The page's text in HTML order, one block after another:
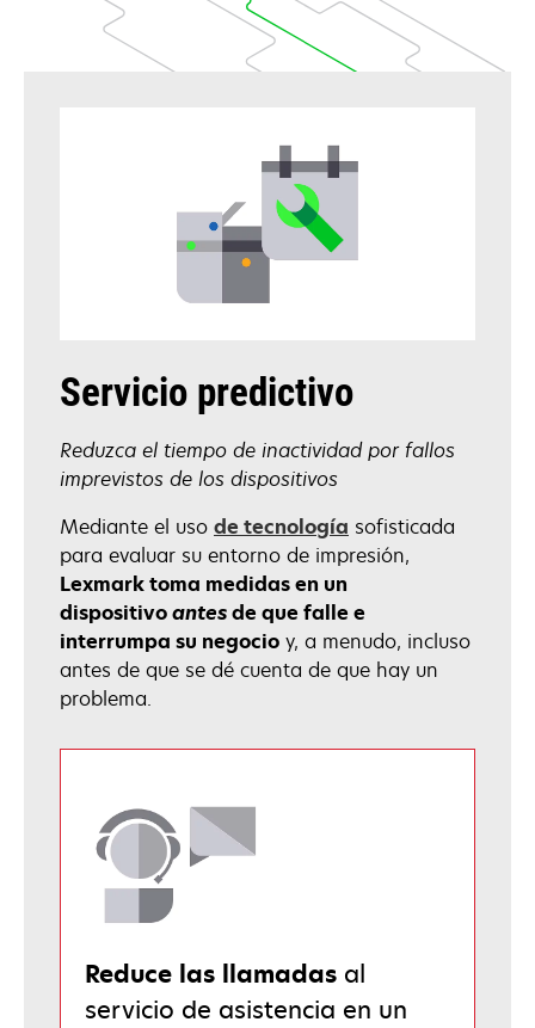
Servicio predictivo
Reduzca el tiempo de inactividad por fallos
imprevistos de los dispositivos
Mediante el uso de tecnología sofisticada
para evaluar su entorno de impresión,
Lexmark toma medidas en un
dispositivoantesde que falle e
interrumpa su negocio y, a menudo, incluso
antes de que se dé cuenta de que hay un
problema.
Reduce las llamadas al
servicio de asistencia en un